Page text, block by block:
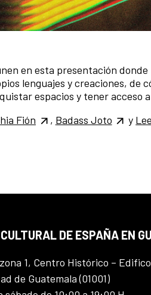
en esta presentación
lenguajes y creaciones, de
espacios y tener acceso
Fión , Badass Joto y
DE ESPAÑA EN
1, Centro Histórico –
de Guatemala (01001)